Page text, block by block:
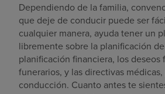
Dependiendo de la familia,
que deje de conducir puede ser
cualquier manera, ayuda tener un
libremente sobre la planificación
planificación financiera, los deseos
funerarios, y las directivas
conducción. Cuanto antes te